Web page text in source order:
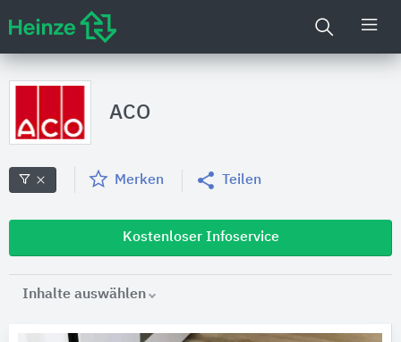
ACO
Merken Teilen
Kostenloser Infoservice
Inhalte auswählen